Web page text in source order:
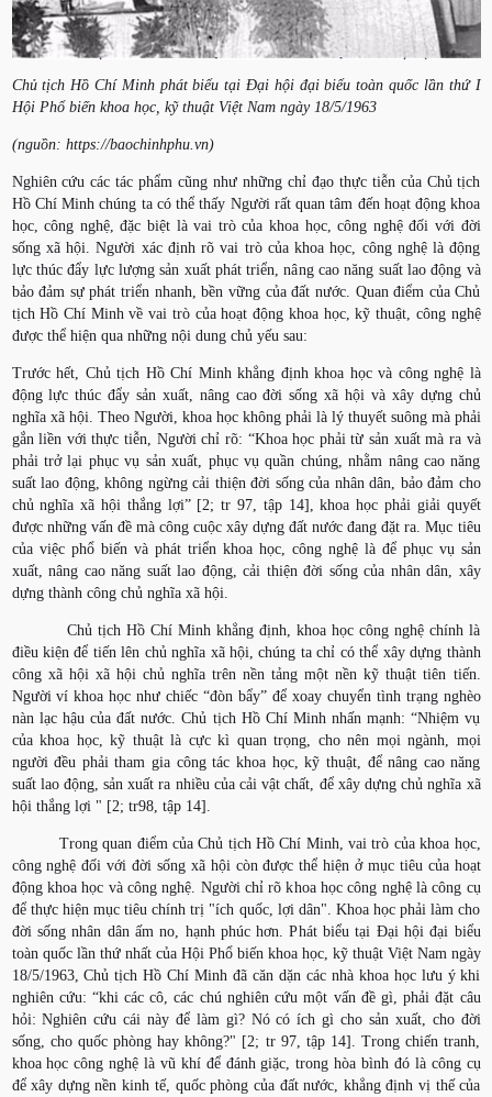
Chủ tịch Hồ Chí Minh phát biểu tại Đại hội đại biểu toàn quốc lần thứ I
Hội Phổ biến khoa học, kỹ thuật Việt Nam ngày 18/5/1963
(nguồn: https://baochinhphu.vn)
Nghiên cứu các tác phẩm cũng như những chỉ đạo thực tiễn của Chủ tịch
Hồ Chí Minh chúng ta có thể thấy Người rất quan tâm đến hoạt động khoa
học, công nghệ, đặc biệt là vai trò của khoa học, công nghệ đối với đời
sống xã hội. Người xác định rõ vai trò của khoa học, công nghệ là động
lực thúc đẩy lực lượng sản xuất phát triển, nâng cao năng suất lao động và
bảo đảm sự phát triển nhanh, bền vững của đất nước. Quan điểm của Chủ
tịch Hồ Chí Minh về vai trò của hoạt động khoa học, kỹ thuật, công nghệ
được thể hiện qua những nội dung chủ yếu sau:
Trước hết, Chủ tịch Hồ Chí Minh khẳng định khoa học và công nghệ là
động lực thúc đẩy sản xuất, nâng cao đời sống xã hội và xây dựng chủ
nghĩa xã hội. Theo Người, khoa học không phải là lý thuyết suông mà phải
gắn liền với thực tiễn, Người chỉ rõ: “Khoa học phải từ sản xuất mà ra và
phải trở lại phục vụ sản xuất, phục vụ quần chúng, nhằm nâng cao năng
suất lao động, không ngừng cải thiện đời sống của nhân dân, bảo đảm cho
chủ nghĩa xã hội thắng lợi” [2; tr 97, tập 14], khoa học phải giải quyết
được những vấn đề mà công cuộc xây dựng đất nước đang đặt ra. Mục tiêu
của việc phổ biến và phát triển khoa học, công nghệ là để phục vụ sản
xuất, nâng cao năng suất lao động, cải thiện đời sống của nhân dân, xây
dựng thành công chủ nghĩa xã hội.
Chủ tịch Hồ Chí Minh khẳng định, khoa học công nghệ chính là
điều kiện để tiến lên chủ nghĩa xã hội, chúng ta chỉ có thể xây dựng thành
công xã hội xã hội chủ nghĩa trên nền tảng một nền kỹ thuật tiên tiến.
Người ví khoa học như chiếc “đòn bẩy” để xoay chuyển tình trạng nghèo
nàn lạc hậu của đất nước. Chủ tịch Hồ Chí Minh nhấn mạnh: “Nhiệm vụ
của khoa học, kỹ thuật là cực kì quan trọng, cho nên mọi ngành, mọi
người đều phải tham gia công tác khoa học, kỹ thuật, để nâng cao năng
suất lao động, sản xuất ra nhiều của cải vật chất, để xây dựng chủ nghĩa xã
hội thắng lợi " [2; tr98, tập 14].
Trong quan điểm của Chủ tịch Hồ Chí Minh, vai trò của khoa học,
công nghệ đối với đời sống xã hội còn được thể hiện ở mục tiêu của hoạt
động khoa học và công nghệ. Người chỉ rõ khoa học công nghệ là công cụ
để thực hiện mục tiêu chính trị "ích quốc, lợi dân". Khoa học phải làm cho
đời sống nhân dân ấm no, hạnh phúc hơn. Phát biểu tại Đại hội đại biểu
toàn quốc lần thứ nhất của Hội Phổ biến khoa học, kỹ thuật Việt Nam ngày
18/5/1963, Chủ tịch Hồ Chí Minh đã căn dặn các nhà khoa học lưu ý khi
nghiên cứu: “khi các cô, các chú nghiên cứu một vấn đề gì, phải đặt câu
hỏi: Nghiên cứu cái này để làm gì? Nó có ích gì cho sản xuất, cho đời
sống, cho quốc phòng hay không?" [2; tr 97, tập 14]. Trong chiến tranh,
khoa học công nghệ là vũ khí để đánh giặc, trong hòa bình đó là công cụ
để xây dựng nền kinh tế, quốc phòng của đất nước, khẳng định vị thế của